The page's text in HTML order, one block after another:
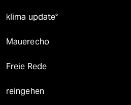
klima update°
Mauerecho
Freie Rede
reingehen